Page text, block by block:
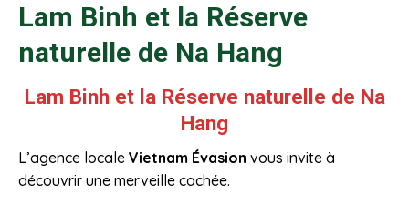
Lam Binh et la Réserve
naturelle de Na Hang
Lam Binh et la Réserve naturelle de Na
Hang
L’agence locale Vietnam Évasion vous invite à
découvrir une merveille cachée.